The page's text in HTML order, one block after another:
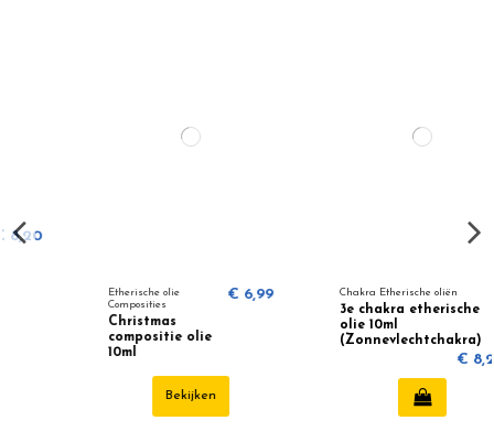
Etherische olie
Composities
Christmas
compositie olie
€ 6,99 Chakra Etherische oliën
3e chakra etherische
olie 10ml
(Zonnevlechtchakra)